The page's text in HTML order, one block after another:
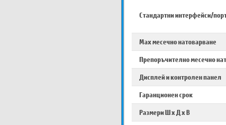
Стандартни интерфейси/
Max месечно натоварване
Препоръчително месечно
Дисплей и контролен панел
Гаранционен срок
Размери Ш х Д х В